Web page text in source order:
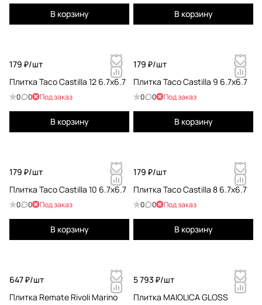
В корзину В корзину
179 ₽/шт
Плитка Taco Castilla 12 6.7x6.7
0 0 Под заказ
В корзину
179 ₽/шт
Плитка Taco Castilla 9 6.7x6.7
0 0 Под заказ
В корзину
179 ₽/шт
Плитка Taco Castilla 10 6.7x6.7
0 0 Под заказ
В корзину
179 ₽/шт
Плитка Taco Castilla 8 6.7x6.7
0 0 Под заказ
В корзину
647 ₽/шт
Плитка Remate Rivoli Marino
5 793 ₽/шт
Плитка MAIOLICA GLOSS